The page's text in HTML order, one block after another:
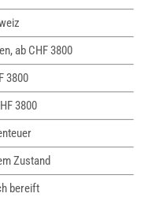
ab CHF 3800
3800
3800
Zustand
bereift